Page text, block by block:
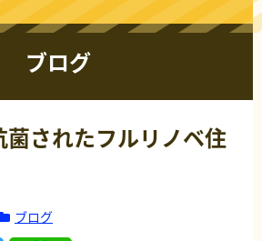
ブログ
されたフルリノベ住
ブログ